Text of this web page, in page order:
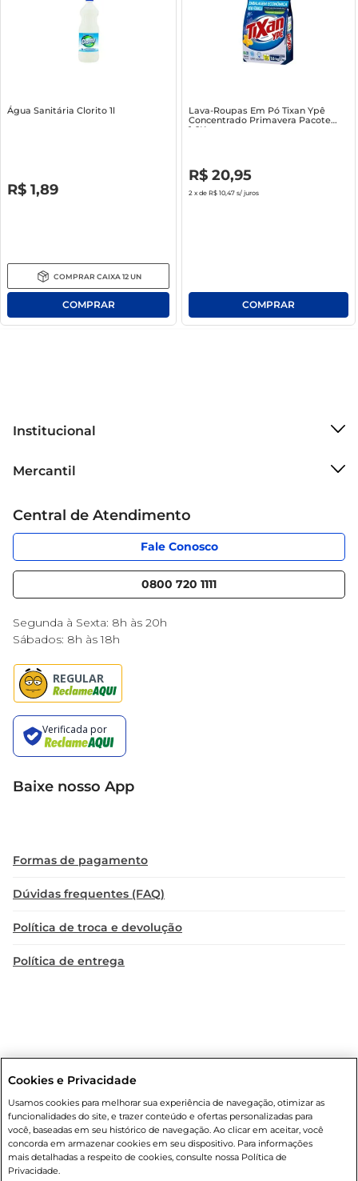
Água Sanitária Clorito 1l
R$ 1,89
COMPRAR CAIXA 12 UN
Lava-Roupas Em Pó Tixan Ypê
Concentrado Primavera Pacote
1.6Kg
R$ 20,95
2 x de R$ 10,47 s/ juros
Institucional
Sobre Privacidade
Nossas lojas
Mercantil
Código de Ética
Serviços
Central de Atendimento
Fale Conosco
0800 720 1111
Segunda à Sexta: 8h às 20h
Sábados: 8h às 18h
Baixe nosso App
Formas de pagamento
Dúvidas frequentes (FAQ)
Política de troca e devolução
Política de entrega
é o do carrinho de compras. Fotos ilustrativas. Compras sujeitas a
confirmação de estoque. Compras podem ser canceladas em caso
de suspeita de fraude. A fim de garantir o acesso de um maior
número de clientes as nossas promoções, a compra de produtos
com preços promocionais poderá ter sua quantidade limitada por
cliente. Os preços, ofertas e condições são exclusivos para o e-
Cookies e Privacidade
Usamos cookies para melhorar sua experiência de navegação, otimizar as
funcionalidades do site, e trazer conteúdo e ofertas personalizadas para
você, baseadas em seu histórico de navegação. Ao clicar em aceitar, você
concorda em armazenar cookies em seu dispositivo. Para informações
mais detalhadas a respeito de cookies, consulte nossa Política de
Privacidade.